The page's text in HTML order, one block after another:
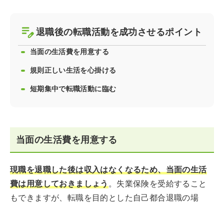
退職後の転職活動を成功させるポイント
当面の生活費を用意する
規則正しい生活を心掛ける
短期集中で転職活動に臨む
当面の生活費を用意する
現職を退職した後は収入はなくなるため、当面の生活
費は用意しておきましょう。失業保険を受給すること
もできますが、転職を目的とした自己都合退職の場